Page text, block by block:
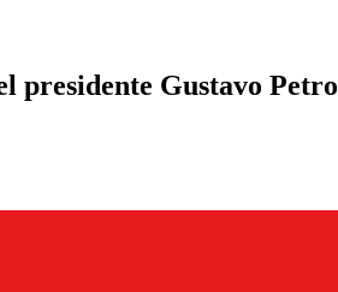
presidente Gustavo Petro